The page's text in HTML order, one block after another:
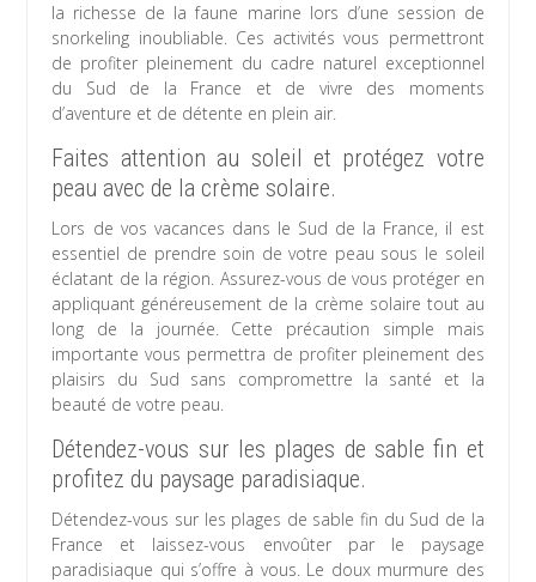
la richesse de la faune marine lors d’une session de
snorkeling inoubliable. Ces activités vous permettront
de profiter pleinement du cadre naturel exceptionnel
du Sud de la France et de vivre des moments
d’aventure et de détente en plein air.
Faites attention au soleil et protégez votre
peau avec de la crème solaire.
Lors de vos vacances dans le Sud de la France, il est
essentiel de prendre soin de votre peau sous le soleil
éclatant de la région. Assurez-vous de vous protéger en
appliquant généreusement de la crème solaire tout au
long de la journée. Cette précaution simple mais
importante vous permettra de profiter pleinement des
plaisirs du Sud sans compromettre la santé et la
beauté de votre peau.
Détendez-vous sur les plages de sable fin et
profitez du paysage paradisiaque.
Détendez-vous sur les plages de sable fin du Sud de la
France et laissez-vous envoûter par le paysage
paradisiaque qui s’offre à vous. Le doux murmure des